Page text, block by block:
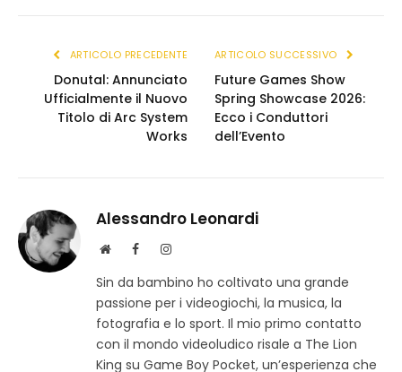
ARTICOLO PRECEDENTE
Donutal: Annunciato
Ufficialmente il Nuovo
Titolo di Arc System
Works
ARTICOLO SUCCESSIVO
Future Games Show
Spring Showcase 2026:
Ecco i Conduttori
dell’Evento
Alessandro Leonardi
S
t
o
w
F
c
e
b
I
s
t
a
Sin da bambino ho coltivato una grande
passione per i videogiochi, la musica, la
fotografia e lo sport. Il mio primo contatto
con il mondo videoludico risale a The Lion
King su Game Boy Pocket, un’esperienza che